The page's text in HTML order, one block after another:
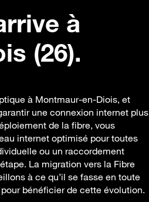
à
(26).
à Montmaur-en-Diois, et
une connexion internet plus
de la fibre, vous
internet optimisé pour toutes
ou un raccordement
La migration vers la Fibre
à ce qu’il se fasse en toute
bénéficier de cette évolution.